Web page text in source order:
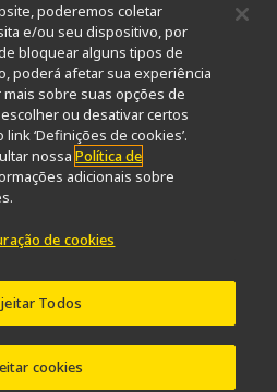
Anniversary
Seletor de Objetivas
OEM
poderemos coletar
e/ou seu dispositivo, por
bloquear alguns tipos de
poderá afetar sua experiência
sobre suas opções de
ou desativar certos
‘Definições de cookies’.
nossaPolítica de
adicionais sobre
de cookies
Todos
cookies